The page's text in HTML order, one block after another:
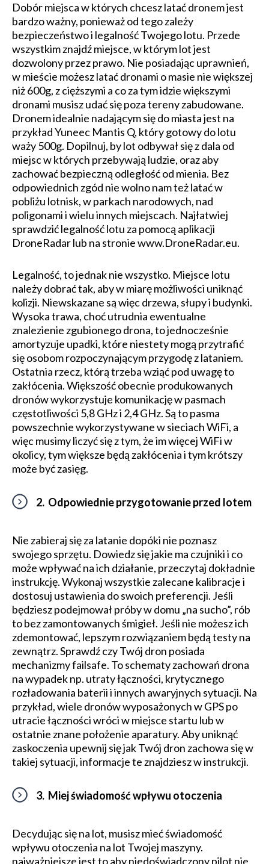
Dobór miejsca w których chcesz latać dronem jest
bardzo ważny, ponieważ od tego zależy
bezpieczeństwo i legalność Twojego lotu. Przede
wszystkim znajdź miejsce, w którym lot jest
dozwolony przez prawo. Nie posiadając uprawnień,
w mieście możesz latać dronami o masie nie większej
niż 600g, z cięższymi a co za tym idzie większymi
dronami musisz udać się poza tereny zabudowane.
Dronem idealnie nadającym się do miasta jest na
przykład Yuneec Mantis Q, który gotowy do lotu
waży 500g. Dopilnuj, by lot odbywał się z dala od
miejsc w których przebywają ludzie, oraz aby
zachować bezpieczną odległość od mienia. Bez
odpowiednich zgód nie wolno nam też latać w
pobliżu lotnisk, w parkach narodowych, nad
poligonami i wielu innych miejscach. Najłatwiej
sprawdzić legalność lotu za pomocą aplikacji
DroneRadar lub na stronie www.DroneRadar.eu.
Legalność, to jednak nie wszystko. Miejsce lotu
należy dobrać tak, aby w miarę możliwości uniknąć
kolizji. Niewskazane są więc drzewa, słupy i budynki.
Wysoka trawa, choć utrudnia ewentualne
znalezienie zgubionego drona, to jednocześnie
amortyzuje upadki, które niestety mogą przytrafić
się osobom rozpoczynającym przygodę z lataniem.
Ostatnia rzecz, którą trzeba wziąć pod uwagę to
zakłócenia. Większość obecnie produkowanych
dronów wykorzystuje komunikację w pasmach
częstotliwości 5,8 GHz i 2,4 GHz. Są to pasma
powszechnie wykorzystywane w sieciach WiFi, a
więc musimy liczyć się z tym, że im więcej WiFi w
okolicy, tym większe będą zakłócenia i tym krótszy
może być zasięg.
2. Odpowiednie przygotowanie przed lotem
Nie zabieraj się za latanie dopóki nie poznasz
swojego sprzętu. Dowiedz się jakie ma czujniki i co
może wpływać na ich działanie, przeczytaj dokładnie
instrukcję. Wykonaj wszystkie zalecane kalibracje i
dostosuj ustawienia do swoich preferencji. Jeśli
będziesz podejmował próby w domu „na sucho”, rób
to bez zamontowanych śmigieł. Jeśli nie możesz ich
zdemontować, lepszym rozwiązaniem będą testy na
zewnątrz. Sprawdź czy Twój dron posiada
mechanizmy failsafe. To schematy zachowań drona
na wypadek np. utraty łączności, krytycznego
rozładowania baterii i innych awaryjnych sytuacji. Na
przykład, wiele dronów wyposażonych w GPS po
utracie łączności wróci w miejsce startu lub w
ostatnie znane położenie aparatury. Aby uniknąć
zaskoczenia upewnij się jak Twój dron zachowa się w
takiej sytuacji, informacje te znajdziesz w instrukcji.
3. Miej świadomość wpływu otoczenia
Decydując się na lot, musisz mieć świadomość
wpływu otoczenia na lot Twojej maszyny.
najważniejsze jest to aby niedoświadczony pilot nie